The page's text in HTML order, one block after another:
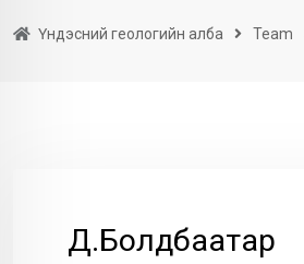
Үндэсний геологийн алба Team
Д.Болдбаатар